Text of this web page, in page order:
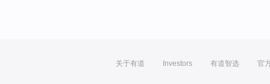
关于有道 Investors 有道智选 官